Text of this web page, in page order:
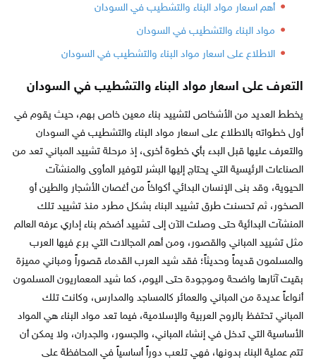
أهم اسعار مواد البناء والتشطيب في السودان
مواد البناء والتشطيب في السودان
الاطلاع على اسعار مواد البناء والتشطيب في السودان
التعرف على اسعار مواد البناء والتشطيب في السودان
يخطط العديد من الأشخاص لتشييد بناء معين خاص بهم، حيث يقوم في
أول خطواته بالاطلاع على اسعار مواد البناء والتشطيب في السودان
والتعرف عليها قبل البدء بأي خطوة أخرى، إذ مرحلة تشييد المباني تعد من
الصناعات الرئيسية التي يحتاج إليها البشر لتوفير المأوى والمنشآت
الحيوية، وقد بنى الإنسان البدائي أكواخاً من أغصان الأشجار والطين أو
الصخور، ثم تحسنت طرق تشييد البناء بشكل مطرد منذ تشييد تلك
المنشآت البدائية حتى وصلت الآن إلى تشييد أضخم بناء إداري عرفه العالم
مثل تشييد المباني والقصور، ومن أهم المجالات التي برع فيها العرب
والمسلمون قديماً وحديثاً؛ فقد شيد العرب القدماء قصوراً ومباني مميزة
بقيت آثارها واضحة وموجودة حتى اليوم، كما شيد المعماريون المسلمون
أنواعاً عديدة من المباني والعمائر كالمساجد والمدارس، وكانت تلك
المباني تحتفظ بالروح العربية والإسلامية، فيما تعد مواد البناء هي المواد
الأساسية التي تدخل في إنشاء المباني، والجسور، والجدران، ولا يمكن أن
تتم عملية البناء بدونها، فهي تلعب دوراً أساسياً في المحافظة على